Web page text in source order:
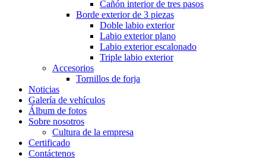
Cañón interior de tres pasos
Borde exterior de 3 piezas
Doble labio exterior
Labio exterior plano
Labio exterior escalonado
Triple labio exterior
Accesorios
Tornillos de forja
Noticias
Galería de vehículos
Álbum de fotos
Sobre nosotros
Cultura de la empresa
Certificado
Contáctenos